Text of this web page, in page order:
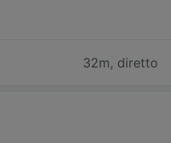
32m, diretto